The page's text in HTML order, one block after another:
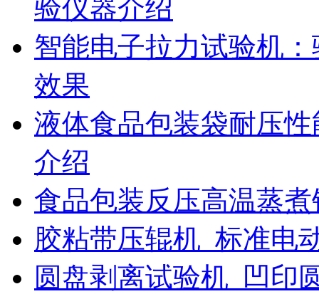
验仪器介绍
智能电子拉力试验机
效果
液体食品包装袋耐压
介绍
食品包装反压高温蒸
胶粘带压辊机_标准电
圆盘剥离试验机_凹印